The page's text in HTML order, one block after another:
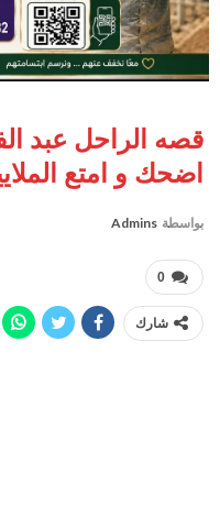
قصه الراحل عبد
اضحك و امتع
بواسطة Admins
0
شارك